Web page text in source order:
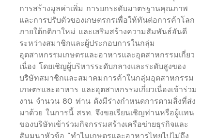
การสร้างมูลค่าเพิ่ม การยกระดับมาตรฐานคุณภาพ
และการปรับตัวของเกษตรกรเพื่อให้ทันต่อการค้าโลก
ภายใต้กติกาใหม่ และเสริมสร้างความสัมพันธ์อันดี
ระหว่างสมาชิกและผู้ประกอบการในกลุ่ม
อุตสาหกรรมเกษตรและอาหารและอุตสาหกรรมเกี่ยว
เนื่อง โดยเชิญผู้บริหารระดับกลางและระดับสูงของ
บริษัทสมาชิกและสมาคมการค้าในกลุ่มอุตสาหกรรม
เกษตรและอาหาร และอุตสาหกรรมเกี่ยวเนื่องเข้าร่วม
งาน จำนวน 80 ท่าน ดังมีร่างกำหนดการตามสิ่งที่ส่ง
มาด้วย ในการนี้ สรท. จึงขอเรียนเชิญท่านหรือผู้แทน
ของบริษัทเข้าร่วมกิจกรรมสร้างเครือข่ายธุรกิจและ